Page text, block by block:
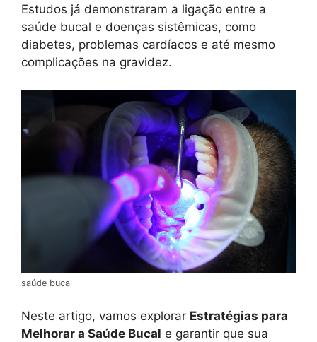
Estudos já demonstraram a ligação entre a
saúde bucal e doenças sistêmicas, como
diabetes, problemas cardíacos e até mesmo
complicações na gravidez.
saúde bucal
Neste artigo, vamos explorar Estratégias para
Melhorar a Saúde Bucal e garantir que sua